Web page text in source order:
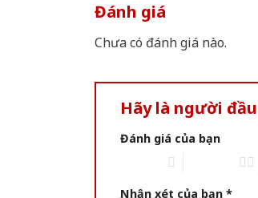
Đánh giá
Chưa có đánh giá nào.
Hãy là người
Đánh giá của bạn
Nhận xét của bạn *